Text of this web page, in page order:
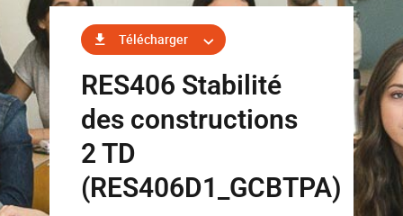
Télécharger
RES406 Stabilité
des constructions
2 TD
(RES406D1_GCBTPA)